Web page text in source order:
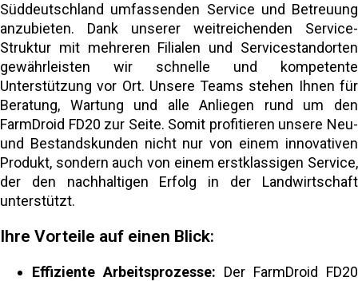
Süddeutschland umfassenden Service und Betreuung
anzubieten. Dank unserer weitreichenden Service-
Struktur mit mehreren Filialen und Servicestandorten
gewährleisten wir schnelle und kompetente
Unterstützung vor Ort. Unsere Teams stehen Ihnen für
Beratung, Wartung und alle Anliegen rund um den
FarmDroid FD20 zur Seite. Somit profitieren unsere Neu-
und Bestandskunden nicht nur von einem innovativen
Produkt, sondern auch von einem erstklassigen Service,
der den nachhaltigen Erfolg in der Landwirtschaft
unterstützt.
Ihre Vorteile auf einen Blick:
Effiziente Arbeitsprozesse: Der FarmDroid FD20